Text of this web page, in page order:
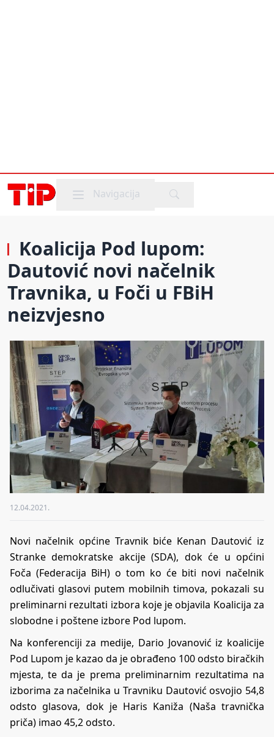
Mobile menu
Navigacija
Koalicija Pod lupom:
Dautović novi načelnik
Travnika, u Foči u FBiH
neizvjesno
12.04.2021.
Novi načelnik općine Travnik biće Kenan Dautović iz
Stranke demokratske akcije (SDA), dok će u općini
Foča (Federacija BiH) o tom ko će biti novi načelnik
odlučivati glasovi putem mobilnih timova, pokazali su
preliminarni rezultati izbora koje je objavila Koalicija za
slobodne i poštene izbore Pod lupom.
Na konferenciji za medije, Dario Jovanović iz koalicije
Pod Lupom je kazao da je obrađeno 100 odsto biračkih
mjesta, te da je prema preliminarnim rezultatima na
izborima za načelnika u Travniku Dautović osvojio 54,8
odsto glasova, dok je Haris Kaniža (Naša travnička
priča) imao 45,2 odsto.